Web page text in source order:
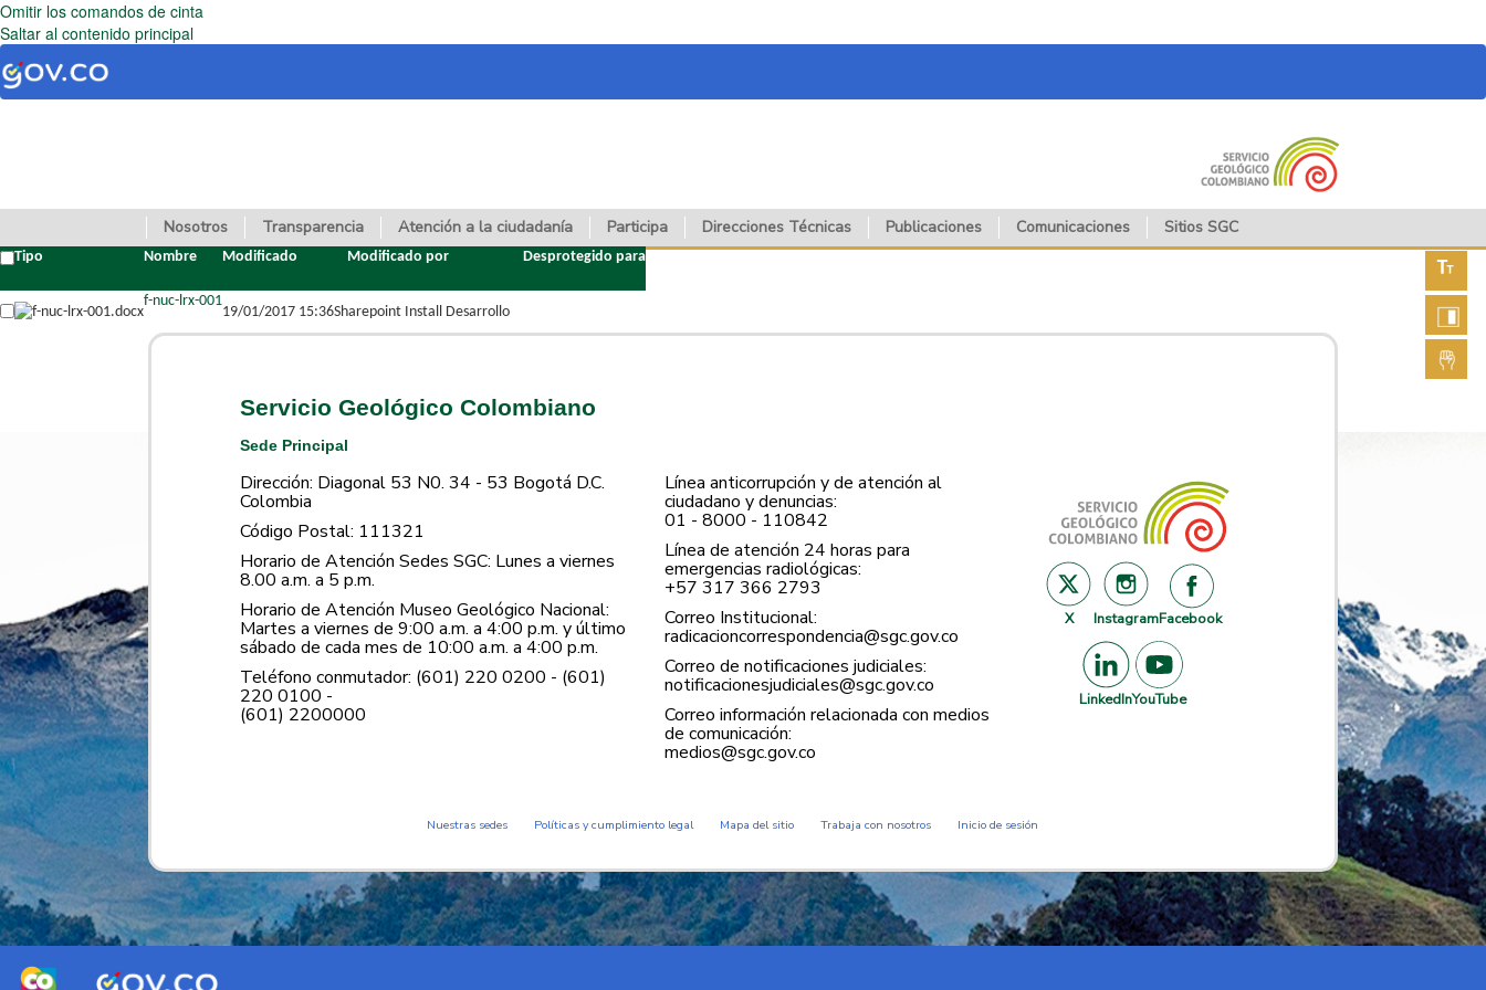
Omitir los comandos de cinta
Saltar al contenido principal
Nosotros Transparencia Atención a la ciudadanía Participa Direcciones Técnicas Publicaciones Comunicaciones Sitios SGC
fuente
Tipo Nombre Modificado Modificado por Desprotegido para
f-nuc-lrx-001
19/01/2017 15:36Sharepoint Install Desarrollo
Servicio Geológico Colombiano
Sede Principal
Dirección: Diagonal 53 N0. 34 - 53 Bogotá D.C.
Colombia
Código Postal: 111321
Horario de Atención Sedes SGC: Lunes a viernes
8.00 a.m. a 5 p.m.
Horario de Atención Museo Geológico Nacional:
Martes a viernes de 9:00 a.m. a 4:00 p.m. y último
sábado de cada mes de 10:00 a.m. a 4:00 p.m.
Teléfono conmutador: (601) 220 0200 - (601)
220 0100 -
(601) 2200000
Línea anticorrupción y de atención al
ciudadano y denuncias:
01 - 8000 - 110842
Línea de atención 24 horas para
emergencias radiológicas:
+57 ​317 366 2793
Correo Institucional:
radicacioncorrespondencia@sgc.gov.co
Correo de notificaciones judiciales:
notificacionesjudiciales@sgc.gov.co
Correo información relacionada con medios
de comunicación:
medios@sgc.gov.co
X InstagramFacebook
LinkedInYouTube
Nuestras sedes Políticas y cumplimiento legal Mapa del sitio Trabaja con nosotros Inicio de sesión